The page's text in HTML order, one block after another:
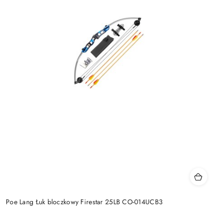
Poe Lang Łuk bloczkowy Firestar 25LB CO-014UCB3